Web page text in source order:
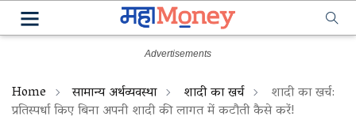
Home सामान्य अर्थव्यवस्था शादी का खर्च शादी का खर्च:
प्रतिस्पर्धा किए बिना अपनी शादी की लागत में कटौती कैसे करें!